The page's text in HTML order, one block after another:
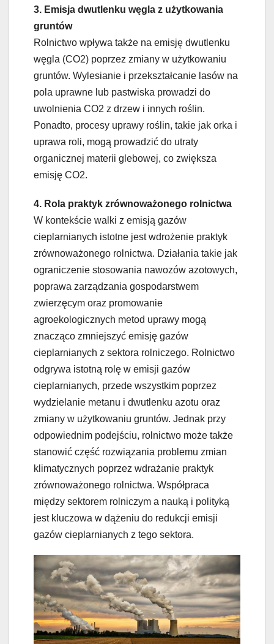
3. Emisja dwutlenku węgla z użytkowania
gruntów
Rolnictwo wpływa także na emisję dwutlenku
węgla (CO2) poprzez zmiany w użytkowaniu
gruntów. Wylesianie i przekształcanie lasów na
pola uprawne lub pastwiska prowadzi do
uwolnienia CO2 z drzew i innych roślin.
Ponadto, procesy uprawy roślin, takie jak orka i
uprawa roli, mogą prowadzić do utraty
organicznej materii glebowej, co zwiększa
emisję CO2.
4. Rola praktyk zrównoważonego rolnictwa
W kontekście walki z emisją gazów
cieplarnianych istotne jest wdrożenie praktyk
zrównoważonego rolnictwa. Działania takie jak
ograniczenie stosowania nawozów azotowych,
poprawa zarządzania gospodarstwem
zwierzęcym oraz promowanie
agroekologicznych metod uprawy mogą
znacząco zmniejszyć emisję gazów
cieplarnianych z sektora rolniczego. Rolnictwo
odgrywa istotną rolę w emisji gazów
cieplarnianych, przede wszystkim poprzez
wydzielanie metanu i dwutlenku azotu oraz
zmiany w użytkowaniu gruntów. Jednak przy
odpowiednim podejściu, rolnictwo może także
stanowić część rozwiązania problemu zmian
klimatycznych poprzez wdrażanie praktyk
zrównoważonego rolnictwa. Współpraca
między sektorem rolniczym a nauką i polityką
jest kluczowa w dążeniu do redukcji emisji
gazów cieplarnianych z tego sektora.